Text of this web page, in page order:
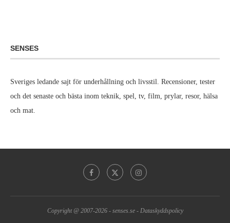
SENSES
Sveriges ledande sajt för underhållning och livsstil. Recensioner, tester
och det senaste och bästa inom teknik, spel, tv, film, prylar, resor, hälsa
och mat.
Copyright @ 2007-2026 - senses.se- Dataskyddspolicy